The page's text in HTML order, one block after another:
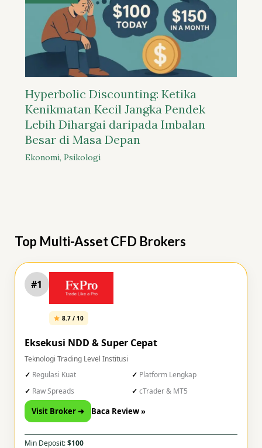
Hyperbolic Discounting: Ketika
Kenikmatan Kecil Jangka Pendek
Lebih Dihargai daripada Imbalan
Besar di Masa Depan
Ekonomi, Psikologi
Top Multi-Asset CFD Brokers
#1
8.7 / 10
Eksekusi NDD & Super Cepat
Teknologi Trading Level Institusi
Regulasi Kuat
Platform Lengkap
Raw Spreads
cTrader & MT5
Visit Broker ➜ Baca Review »
Min Deposit:$100